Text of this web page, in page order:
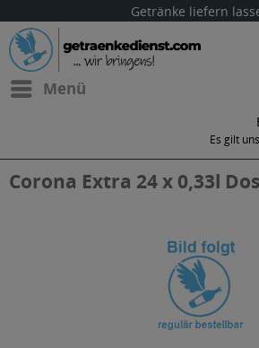
Getränke liefern
Menü
Es gilt
Corona Extra 24 x 0,33l